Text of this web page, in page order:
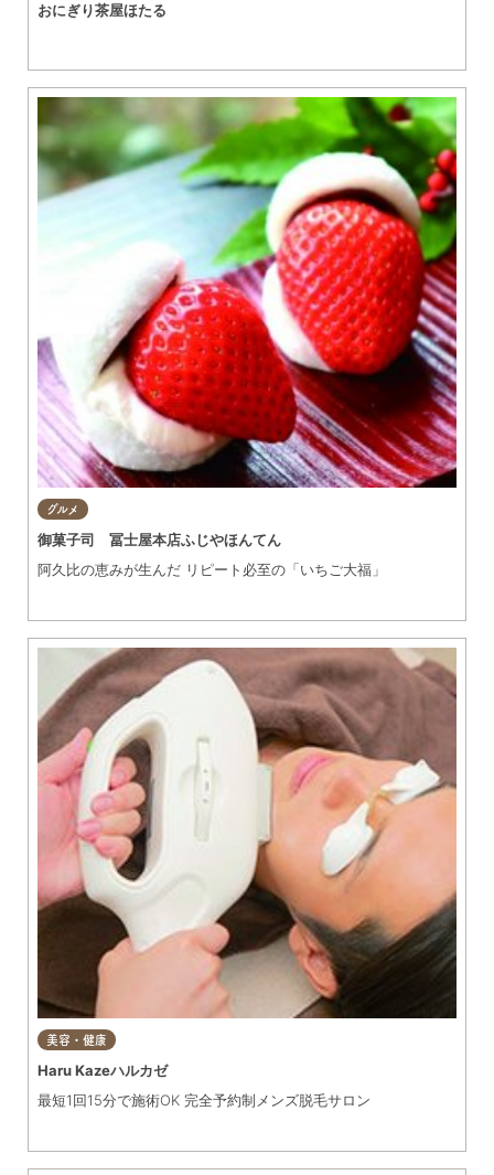
おにぎり茶屋ほたる
グルメ
御菓子司 冨士屋本店ふじやほんてん
阿久比の恵みが生んだ リピート必至の「いちご大福」
美容・健康
Haru Kazeハルカゼ
最短1回15分で施術OK 完全予約制メンズ脱毛サロン